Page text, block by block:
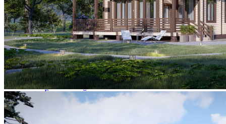
Дом из клееного бруса
Строительство домов фахверк
Дом шале двухэтажный комбинированный
Коммерческие объекты
Баня из клееного бруса
УСЛУГИ
УСЛУГИ
Работа сборка деревянных домов
Благоустройство территории крым
Технический надзор